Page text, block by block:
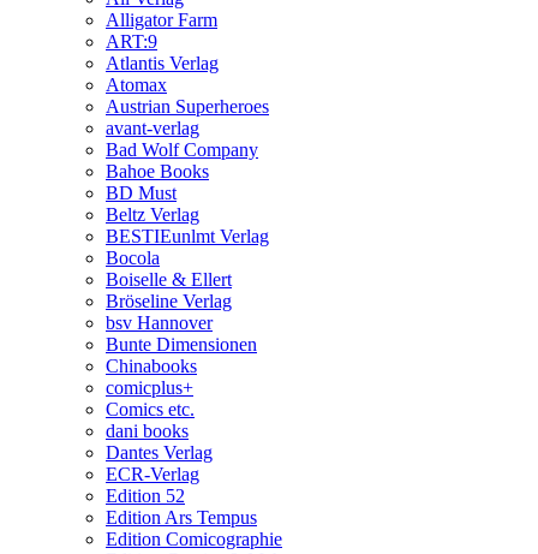
Alligator Farm
ART:9
Atlantis Verlag
Atomax
Austrian Superheroes
avant-verlag
Bad Wolf Company
Bahoe Books
BD Must
Beltz Verlag
BESTIEunlmt Verlag
Bocola
Boiselle & Ellert
Bröseline Verlag
bsv Hannover
Bunte Dimensionen
Chinabooks
comicplus+
Comics etc.
dani books
Dantes Verlag
ECR-Verlag
Edition 52
Edition Ars Tempus
Edition Comicographie